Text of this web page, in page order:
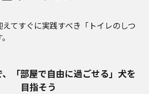
てすぐに実践すべき「トイレのしつ
、「部屋で自由に過ごせる」犬を
目指そう